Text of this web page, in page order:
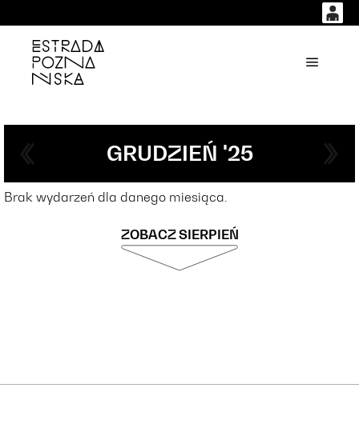
0,00
GRUDZIEŃ '25
Brak wydarzeń dla danego miesiąca.
ZOBACZ SIERPIEŃ